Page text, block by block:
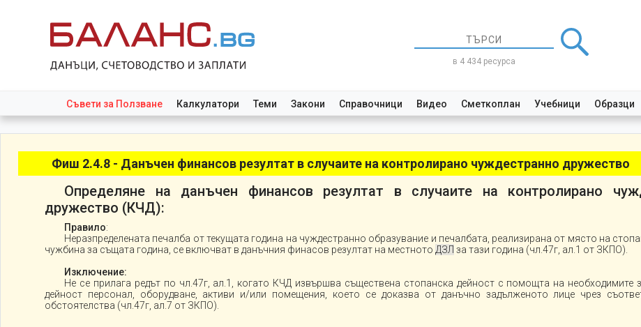
в 4 434 ресурса
Съвети за Ползване Калкулатори Теми Закони Справочници Видео Сметкоплан Учебници Образци
Фиш 2.4.8 - Данъчен финансов резултат в случаите на контролирано чуждестранно дружество
Определяне на данъчен финансов резултат в случаите на контролирано
дружество (КЧД):
Правило:
Неразпределената печалба от текущата година на чуждестранно образувание и печалбата, реализирана от място на
чужбина за същата година, се включват в данъчния финасов резултат на местното ДЗЛ за тази година (чл.47г, ал.1 от ЗКПО).
Изключение:
Не се прилага редът по чл.47г, ал.1, когато КЧД извършва съществена стопанска дейност с помощта на необходимите
дейност персонал, оборудване, активи и/или помещения, което се доказва от данъчно задълженото лице чрез
обстоятелства (чл.47г, ал.7 от ЗКПО).